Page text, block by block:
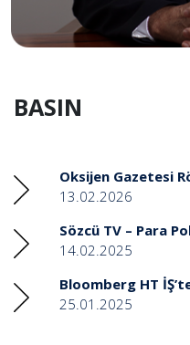
BASIN
Oksijen Gazetesi
13.02.2026
Sözcü TV – Para
14.02.2025
Bloomberg HT
25.01.2025